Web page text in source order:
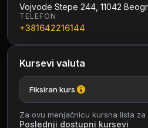
Vojvode Stepe 244, 11042
TELEFON
+381642216144
Kursevi valuta
Fiksiran kurs
Za ovu menjačnicu kursna lista
Poslednji dostupni kursevi